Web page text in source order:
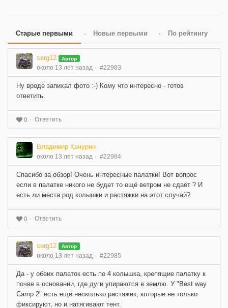
Старые первыми Новые первыми По рейтингу
serg12 Автор
около 13 лет назад #22983
Ну вроде запихал фото :-) Кому что интересно - готов
ответить.
0 Ответить
Владимир Качурин
около 13 лет назад #22984
Спасибо за обзор! Очень интересные палатки! Вот вопрос
если в палатке никого не будет то ещё ветром не сдаёт ? И
есть ли места род колышки и растяжки на этот случай?
0 Ответить
serg12 Автор
около 13 лет назад #22985
Да - у обеих палаток есть по 4 колышка, крепящие палатку к
почве в основании, где дуги упираются в землю. У "Best way
Camp 2" есть ещё несколько растяжек, которые не только
фиксируют, но и натягивают тент.